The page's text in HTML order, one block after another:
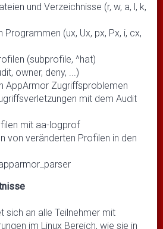
und Verzeichnisse (r, w, a, l, k,
(ux, Ux, px, Px, i, cx,
(subprofile, ^hat)
owner, deny, ...)
AppArmor Zugriffsproblemen
mit dem Audit
mit aa-logprof
von veränderten Profilen in den
sich an alle Teilnehmer mit
im Linux Bereich, wie sie in